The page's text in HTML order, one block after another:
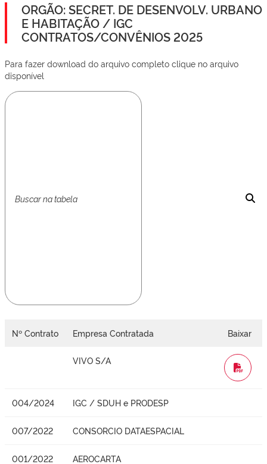
ORGÃO: SECRET. DE DESENVOLV. URBANO
E HABITAÇÃO / IGC
CONTRATOS/CONVÊNIOS 2025
Para fazer download do arquivo completo clique no arquivo
disponível
Nº Contrato Empresa Contratada Baixar
VIVO S/A
WORD
004/2024 IGC / SDUH e PRODESP
007/2022 CONSORCIO DATAESPACIAL
001/2022 AEROCARTA